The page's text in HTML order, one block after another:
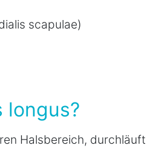
scapulae)
longus?
Halsbereich, durchläuft